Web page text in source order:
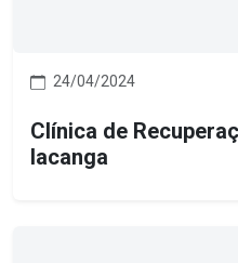
24/04/2024
Clínica de
Iacanga